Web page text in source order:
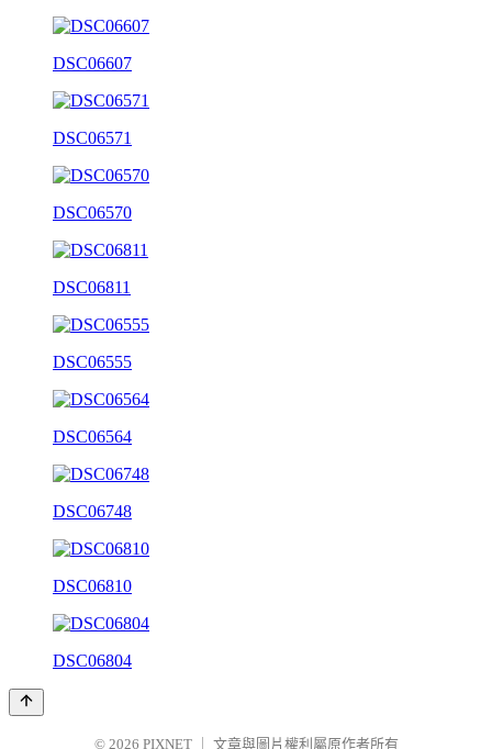
DSC06607
DSC06571
DSC06570
DSC06811
DSC06555
DSC06564
DSC06748
DSC06810
DSC06804
© 2026 PIXNET 文章與圖片權利屬原作者所有